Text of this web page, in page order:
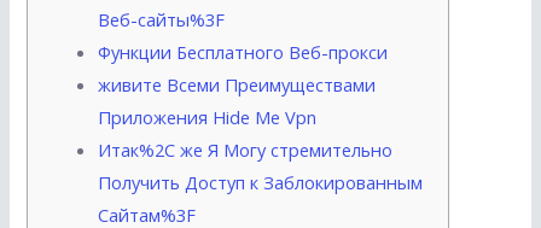
Веб-сайты%3F
Функции Бесплатного Веб-прокси
живите Всеми Преимуществами
Приложения Hide Me Vpn
Итак%2C же Я Могу стремительно
Получить Доступ к Заблокированным
Сайтам%3F